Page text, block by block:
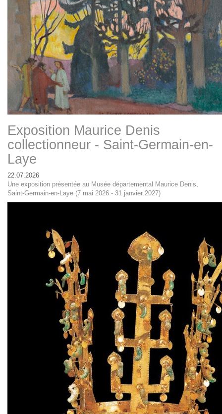
Exposition Maurice Denis
collectionneur - Saint-Germain-en-
Laye
22.07.2026
Une exposition présentée au Musée départemental Maurice Denis,
Saint-Germain-en-Laye (7 mai 2026 - 31 janvier 2027)